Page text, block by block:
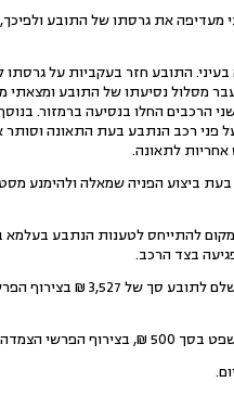
מעדיפה את גרסתו של התובע
התובע חזר בעקביות על גרסתו
מסלול נסיעתו של התובע
הרכבים החלו בנסיעה ברמזור.
רכב הנתבע בעת התאונה וסותר
אחריות לתאונה.
בעת ביצוע הפניה שמאלה ולהימנע
להתייחס לטענות הנתבע
בצד הרכב.
לתשלום בפועל.